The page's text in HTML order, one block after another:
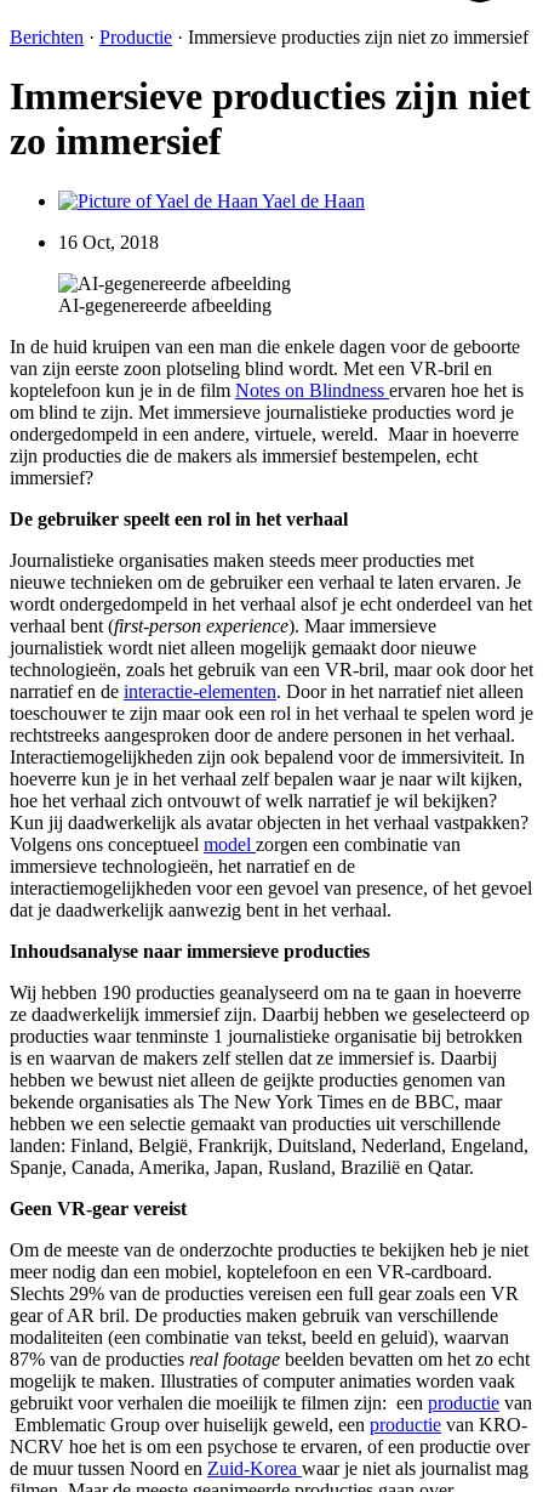
Berichten · Productie · Immersieve producties zijn niet zo immersief
Immersieve producties zijn niet
zo immersief
Yael de Haan
16 Oct, 2018
AI-gegenereerde afbeelding
In de huid kruipen van een man die enkele dagen voor de geboorte
van zijn eerste zoon plotseling blind wordt. Met een VR-bril en
koptelefoon kun je in de film Notes on Blindness ervaren hoe het is
om blind te zijn. Met immersieve journalistieke producties word je
ondergedompeld in een andere, virtuele, wereld. Maar in hoeverre
zijn producties die de makers als immersief bestempelen, echt
immersief?
De gebruiker speelt een rol in het verhaal
Journalistieke organisaties maken steeds meer producties met
nieuwe technieken om de gebruiker een verhaal te laten ervaren. Je
wordt ondergedompeld in het verhaal alsof je echt onderdeel van het
verhaal bent (first-person experience). Maar immersieve
journalistiek wordt niet alleen mogelijk gemaakt door nieuwe
technologieën, zoals het gebruik van een VR-bril, maar ook door het
narratief en de interactie-elementen. Door in het narratief niet alleen
toeschouwer te zijn maar ook een rol in het verhaal te spelen word je
rechtstreeks aangesproken door de andere personen in het verhaal.
Interactiemogelijkheden zijn ook bepalend voor de immersiviteit. In
hoeverre kun je in het verhaal zelf bepalen waar je naar wilt kijken,
hoe het verhaal zich ontvouwt of welk narratief je wil bekijken?
Kun jij daadwerkelijk als avatar objecten in het verhaal vastpakken?
Volgens ons conceptueel model zorgen een combinatie van
immersieve technologieën, het narratief en de
interactiemogelijkheden voor een gevoel van presence, of het gevoel
dat je daadwerkelijk aanwezig bent in het verhaal.
Inhoudsanalyse naar immersieve producties
Wij hebben 190 producties geanalyseerd om na te gaan in hoeverre
ze daadwerkelijk immersief zijn. Daarbij hebben we geselecteerd op
producties waar tenminste 1 journalistieke organisatie bij betrokken
is en waarvan de makers zelf stellen dat ze immersief is. Daarbij
hebben we bewust niet alleen de geijkte producties genomen van
bekende organisaties als The New York Times en de BBC, maar
hebben we een selectie gemaakt van producties uit verschillende
landen: Finland, België, Frankrijk, Duitsland, Nederland, Engeland,
Spanje, Canada, Amerika, Japan, Rusland, Brazilië en Qatar.
Geen VR-gear vereist
Om de meeste van de onderzochte producties te bekijken heb je niet
meer nodig dan een mobiel, koptelefoon en een VR-cardboard.
Slechts 29% van de producties vereisen een full gear zoals een VR
gear of AR bril. De producties maken gebruik van verschillende
modaliteiten (een combinatie van tekst, beeld en geluid), waarvan
87% van de producties real footage beelden bevatten om het zo echt
mogelijk te maken. Illustraties of computer animaties worden vaak
gebruikt voor verhalen die moeilijk te filmen zijn: een productie van
Emblematic Group over huiselijk geweld, een productie van KRO-
NCRV hoe het is om een psychose te ervaren, of een productie over
de muur tussen Noord en Zuid-Korea waar je niet als journalist mag